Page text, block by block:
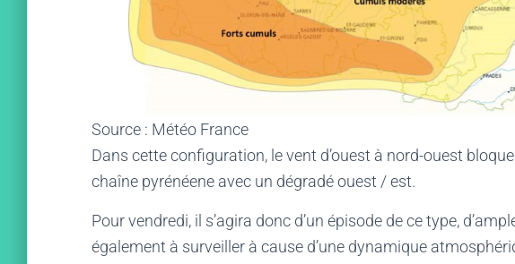
Source : Météo France
Dans cette configuration, le vent d’ouest à nord-ouest
chaîne pyrénéene avec un dégradé ouest / est.
Pour vendredi, il s’agira donc d’un épisode de ce type,
également à surveiller à cause d’une dynamique